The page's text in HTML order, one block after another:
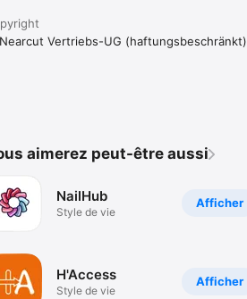
Vertriebs-UG (haftungsbeschränkt)
aimerez peut-être aussi
Afficher
NailHub
Style de vie
Afficher
H'Access
Style de vie